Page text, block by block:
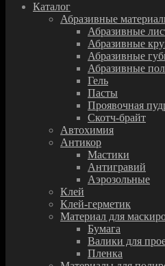
Каталог
Абразивные
Абразивные
Абразивные
Абразивные
Абразивные
Гель
Пасты
Проявочная
Скотч-брайт
Автохимия
Антикор
Мастики
Антигравий
Аэрозольные
Клей
Клей-герметик
Материал для
Бумага
Валики для
Пленка